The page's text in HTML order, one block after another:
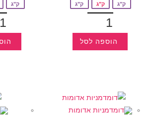
ק"ג
ק"ג
ק"ג
הוספה לסל
ק"ג